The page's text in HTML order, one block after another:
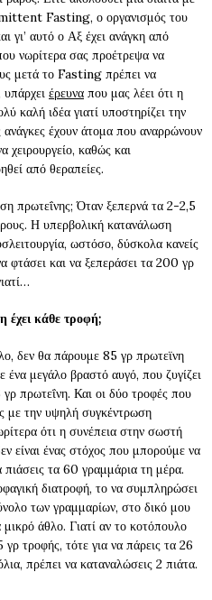
Fasting, ο οργανισμός του
γι’ αυτό ο Αξ έχει ανάγκη από
νωρίτερα σας προέτρεψα να
μετά το Fasting πρέπει να
έρευνα που μας λέει ότι η
καλή ιδέα γιατί υποστηρίζει την
έχουν άτομα που αναρρώνουν
χειρουργείο, καθώς και
από θεραπείες.
πρωτεΐνης; Όταν ξεπερνά τα 2-2,5
Η υπερβολική κατανάλωση
ωστόσο, δύσκολα κανείς
και να ξεπεράσει τα 200 γρ
έχει κάθε τροφή;
δεν θα πάρουμε 85 γρ πρωτεϊνη
μεγάλο βραστό αυγό, που ζυγίζει
πρωτεΐνη. Και οι δύο τροφές που
με την υψηλή συγκέντρωση
ότι η συνέπεια στην σωστή
είναι ένας στόχος που μπορούμε να
τα 60 γραμμάρια τη μέρα.
διατροφή, το να συμπληρώσει
των γραμμαρίων, στο δικό μου
μικρό άθλο. Γιατί αν το κοτόπουλο
τροφής, τότε για να πάρεις τα 26
πρέπει να καταναλώσεις 2 πιάτα.